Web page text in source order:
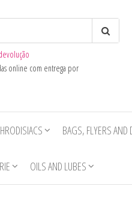
online com entrega por
BAGS, FLYERS AND
OILS AND LUBES